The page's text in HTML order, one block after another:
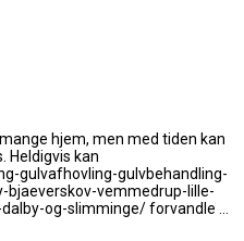
hjem, men med tiden kan
Heldigvis kan
gulvafhovling-gulvbehandling-
vemmedrup-lille-
og-slimminge/ forvandle ...